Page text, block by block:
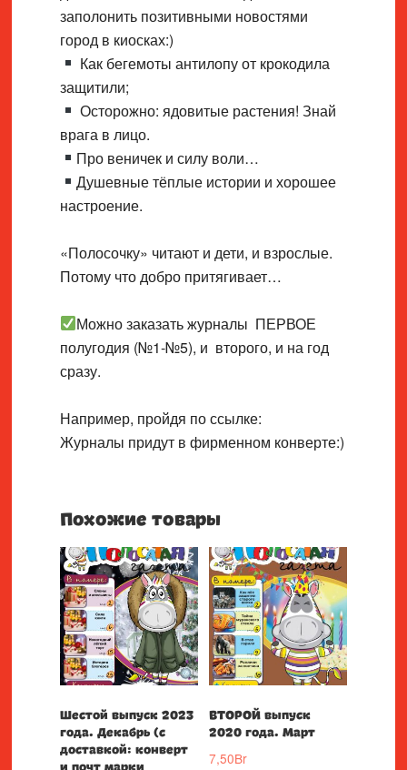
заполонить позитивными новостями
город в киосках:)
Как бегемоты антилопу от крокодила
защитили;
Осторожно: ядовитые растения! Знай
врага в лицо.
Про веничек и силу воли…
Душевные тёплые истории и хорошее
настроение.
«Полосочку» читают и дети, и взрослые.
Потому что добро притягивает…
Можно заказать журналы ПЕРВОЕ
полугодия (№1-№5), и второго, и на год
сразу.
Например, пройдя по ссылке:
Журналы придут в фирменном конверте:)
Похожие товары
Шестой выпуск 2023
года. Декабрь (с
доставкой: конверт
и почт марки
ВТОРОЙ выпуск
2020 года. Март
7,50Br